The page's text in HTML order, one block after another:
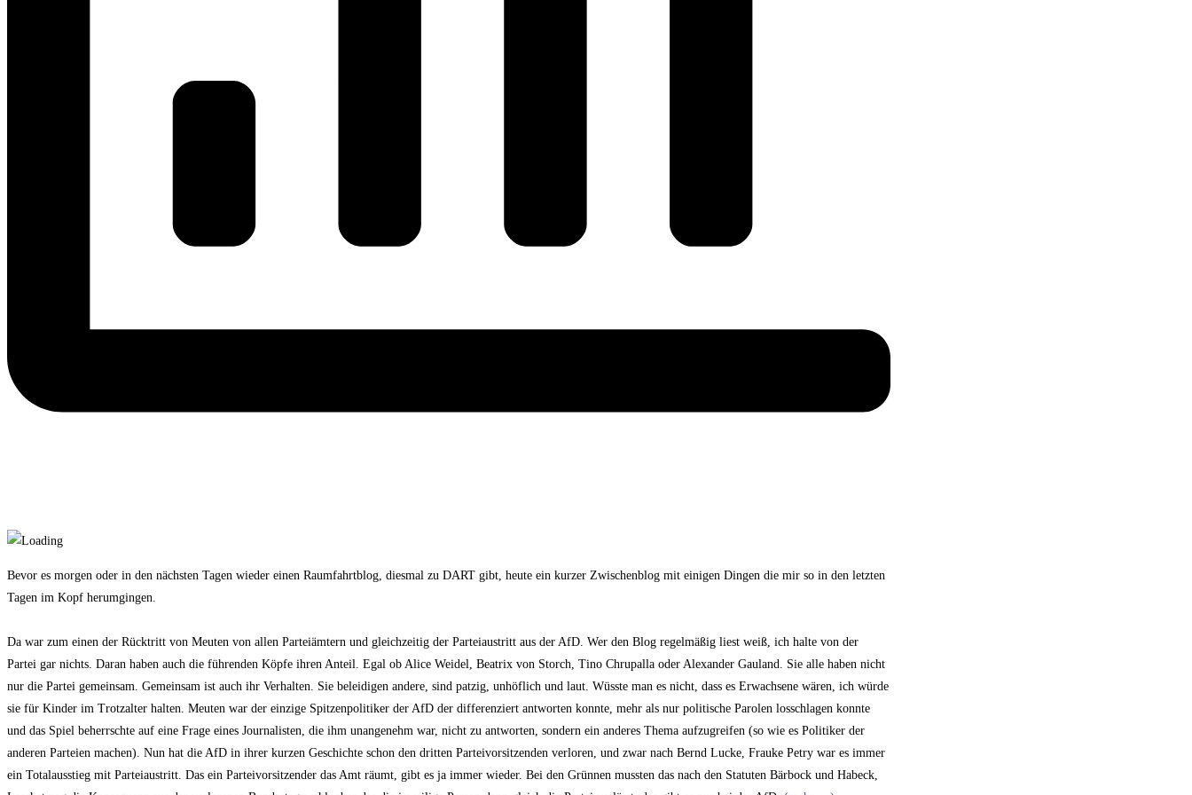
Bevor es morgen oder in den nächsten Tagen wieder einen Raumfahrtblog, diesmal zu DART gibt, heute ein kurzer Zwischenblog mit einigen Dingen die mir so in den letzten
Tagen im Kopf herumgingen.
Da war zum einen der Rücktritt von Meuten von allen Parteiämtern und gleichzeitig der Parteiaustritt aus der AfD. Wer den Blog regelmäßig liest weiß, ich halte von der
Partei gar nichts. Daran haben auch die führenden Köpfe ihren Anteil. Egal ob Alice Weidel, Beatrix von Storch, Tino Chrupalla oder Alexander Gauland. Sie alle haben nicht
nur die Partei gemeinsam. Gemeinsam ist auch ihr Verhalten. Sie beleidigen andere, sind patzig, unhöflich und laut. Wüsste man es nicht, dass es Erwachsene wären, ich würde
sie für Kinder im Trotzalter halten. Meuten war der einzige Spitzenpolitiker der AfD der differenziert antworten konnte, mehr als nur politische Parolen losschlagen konnte
und das Spiel beherrschte auf eine Frage eines Journalisten, die ihm unangenehm war, nicht zu antworten, sondern ein anderes Thema aufzugreifen (so wie es Politiker der
anderen Parteien machen). Nun hat die AfD in ihrer kurzen Geschichte schon den dritten Parteivorsitzenden verloren, und zwar nach Bernd Lucke, Frauke Petry war es immer
ein Totalausstieg mit Parteiaustritt. Das ein Parteivorsitzender das Amt räumt, gibt es ja immer wieder. Bei den Grünnen mussten das nach den Statuten Bärbock und Habeck,